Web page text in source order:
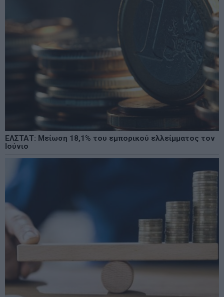
ΕΛΣΤΑΤ: Μείωση 18,1% του εμπορικού ελλείμματος τον
Ιούνιο